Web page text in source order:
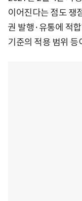
이어진다는 점도 쟁
권 발행·유통에 적
기준의 적용 범위 등